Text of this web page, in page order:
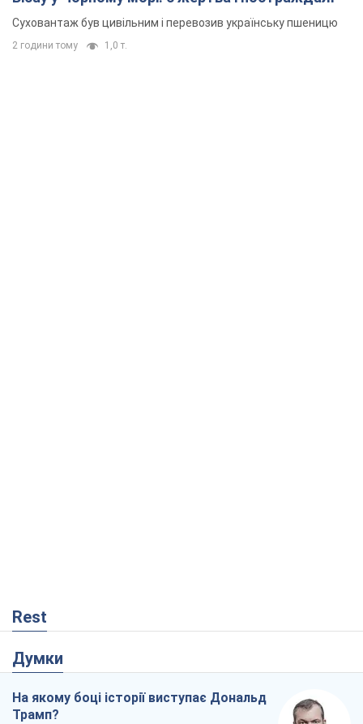
Суховантаж був цивільним і перевозив українську пшеницю
2 години тому 1,0 т.
Rest
Думки
На якому боці історії виступає Дональд
Трамп?